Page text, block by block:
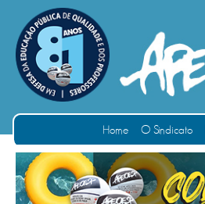
Home O Sindicato